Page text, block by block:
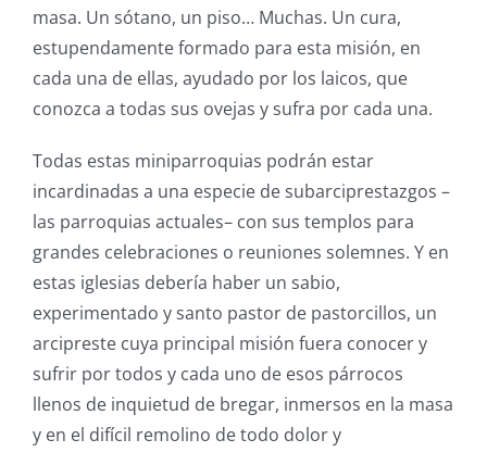
masa. Un sótano, un piso… Muchas. Un cura,
estupendamente formado para esta misión, en
cada una de ellas, ayudado por los laicos, que
conozca a todas sus ovejas y sufra por cada una.
Todas estas miniparroquias podrán estar
incardinadas a una especie de subarciprestazgos –
las parroquias actuales– con sus templos para
grandes celebraciones o reuniones solemnes. Y en
estas iglesias debería haber un sabio,
experimentado y santo pastor de pastorcillos, un
arcipreste cuya principal misión fuera conocer y
sufrir por todos y cada uno de esos párrocos
llenos de inquietud de bregar, inmersos en la masa
y en el difícil remolino de todo dolor y